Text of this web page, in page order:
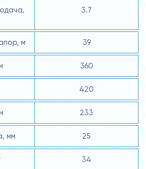
3.7
м 39
360
420
233
мм 25
34